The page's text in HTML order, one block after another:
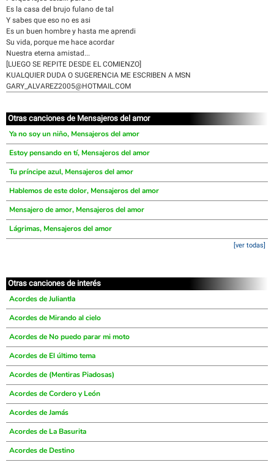
Es la casa del brujo fulano de tal
Y sabes que eso no es asi
Es un buen hombre y hasta me aprendi
Su vida, porque me hace acordar
Nuestra eterna amistad...
[LUEGO SE REPITE DESDE EL COMIENZO]
KUALQUIER DUDA O SUGERENCIA ME ESCRIBEN A MSN
GARY_ALVAREZ2005@HOTMAIL.COM
Otras canciones de Mensajeros del amor
Ya no soy un niño, Mensajeros del amor
Estoy pensando en tí, Mensajeros del amor
Tu príncipe azul, Mensajeros del amor
Hablemos de este dolor, Mensajeros del amor
Mensajero de amor, Mensajeros del amor
Lágrimas, Mensajeros del amor
[ver todas]
Otras canciones de interés
Acordes de Juliantla
Acordes de Mirando al cielo
Acordes de No puedo parar mi moto
Acordes de El último tema
Acordes de (Mentiras Piadosas)
Acordes de Cordero y León
Acordes de Jamás
Acordes de La Basurita
Acordes de Destino